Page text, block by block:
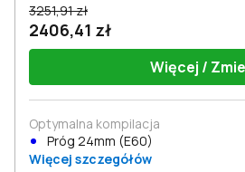
3251,91 zł
2406,41 zł
Więcej /
Optymalna kompilacja
Próg 24mm (E60)
Więcej szczegółów